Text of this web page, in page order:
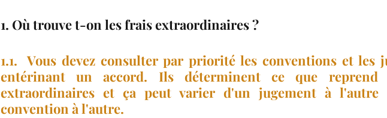
1. Où trouve t-on les frais extraordinaires ?
1.1.  Vous devez consulter par priorité les conventions et les
entérinant un accord. Ils déterminent ce que
extraordinaires et ça peut varier d'un jugement à l'autre
convention à l'autre.